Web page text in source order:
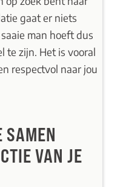
gaat er niets
man hoeft dus
te zijn. Het is vooral
respectvol naar jou
SAMEN
VAN JE